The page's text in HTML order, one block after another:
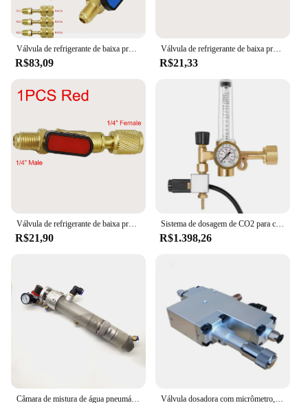
R$83,09
Válvula de refrigerante de baixa pressão, Válvula de segurança de dosagem líquida, Ar condicionado automotivo, Acessórios fluorados, R22
R$21,33
R$21,90
Sistema de dosagem de CO2 para crescimento vegetal Estufa hidropônica Controlador Smart CO2 Regulador 10000ppm com válvula solenóide
R$1.398,26